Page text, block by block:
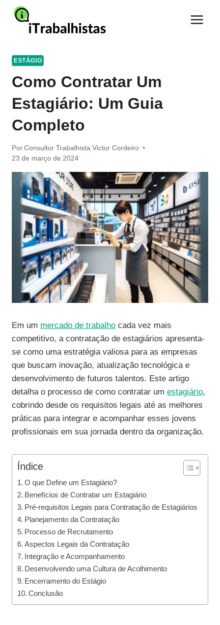
Pular
para
ESTÁGIO
Como Contratar Um
Estagiário: Um Guia
Completo
Por Consultor Trabalhista Victor Cordeiro
23 de março de 2024
Em um mercado de trabalho cada vez mais
competitivo, a contratação de estagiários apresenta-
se como uma estratégia valiosa para as empresas
que buscam inovação, atualização tecnológica e
desenvolvimento de futuros talentos. Este artigo
detalha o processo de como contratar um estagiário,
cobrindo desde os requisitos legais até as melhores
práticas para integrar e acompanhar esses jovens
profissionais em sua jornada dentro da organização.
Índice
O que Define um Estagiário?
Benefícios de Contratar um Estagiário
Pré-requisitos Legais para Contratação de Estagiários
Planejamento da Contratação
Processo de Recrutamento
Aspectos Legais da Contratação
Integração e Acompanhamento
Desenvolvendo uma Cultura de Acolhimento
Encerramento do Estágio
Conclusão